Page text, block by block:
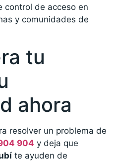
control de acceso en
y comunidades de
tu
ahora
resolver un problema de
904 y deja que
te ayuden de